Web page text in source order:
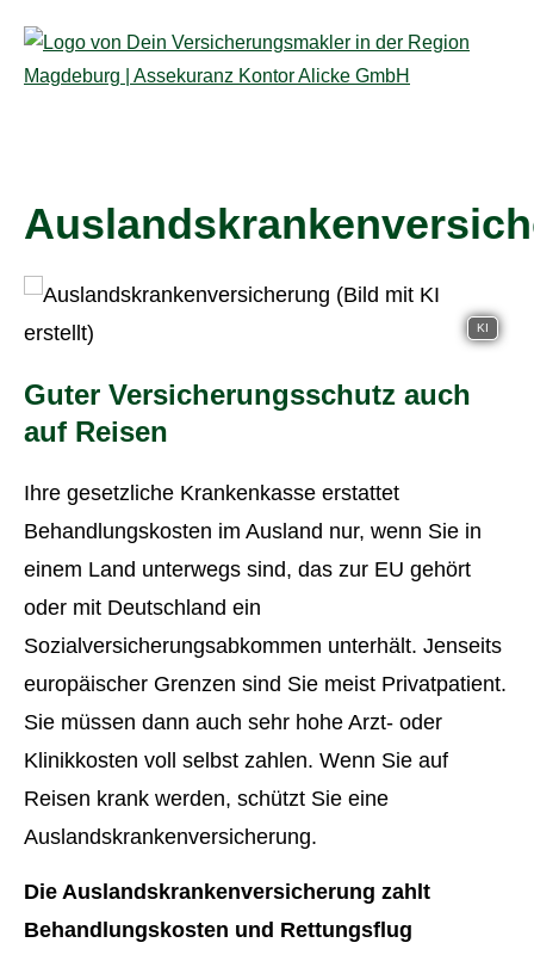
KI
Guter Versicherungsschutz auch
auf Reisen
Ihre gesetzliche Krankenkasse erstattet
Behandlungskosten im Ausland nur, wenn Sie in
einem Land unterwegs sind, das zur EU gehört
oder mit Deutschland ein
Sozialversicherungsabkommen unterhält. Jenseits
europäischer Grenzen sind Sie meist Privatpatient.
Sie müssen dann auch sehr hohe Arzt- oder
Klinikkosten voll selbst zahlen. Wenn Sie auf
Reisen krank werden, schützt Sie eine
Auslandskrankenversicherung.
Die Auslandskrankenversicherung zahlt
Behandlungskosten und Rettungsflug